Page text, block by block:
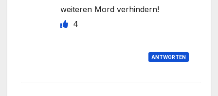
weiteren Mord verhindern!
4
ANTWORTEN